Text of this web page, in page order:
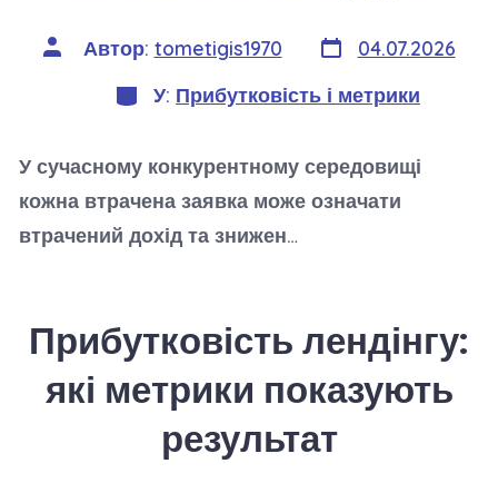
Автор
запису
Автор: tometigis1970 Дата
запису
04.07.2026
Категорії
У: Прибутковість і метрики
У сучасному конкурентному середовищі
кожна втрачена заявка може означати
втрачений дохід та знижен…
Прибутковість лендінгу:
які метрики показують
результат